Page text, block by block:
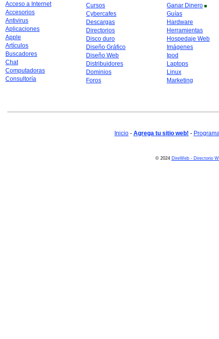
Acceso a Internet
Accesorios
Antivirus
Aplicaciones
Apple
Artículos
Buscadores
Chat
Computadoras
Consultoría
Cursos
Cybercafes
Descargas
Directorios
Disco duro
Diseño Gráfico
Diseño Web
Distribuidores
Dominios
Foros
Ganar Dinero
Guías
Hardware
Herramientas
Hospedaje Web
Imágenes
Ipod
Laptops
Linux
Marketing
Inicio - Agrega tu sitio web! -
© 2024 DireWeb - Directorio